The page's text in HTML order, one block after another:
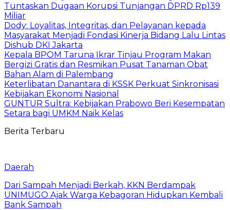
Tuntaskan Dugaan Korupsi Tunjangan DPRD Rp139
Miliar
Dody: Loyalitas, Integritas, dan Pelayanan kepada
Masyarakat Menjadi Fondasi Kinerja Bidang Lalu Lintas
Dishub DKI Jakarta
Kepala BPOM Taruna Ikrar Tinjau Program Makan
Bergizi Gratis dan Resmikan Pusat Tanaman Obat
Bahan Alam di Palembang
Keterlibatan Danantara di KSSK Perkuat Sinkronisasi
Kebijakan Ekonomi Nasional
GUNTUR Sultra: Kebijakan Prabowo Beri Kesempatan
Setara bagi UMKM Naik Kelas
Berita Terbaru
Daerah
Dari Sampah Menjadi Berkah, KKN Berdampak
UNIMUGO Ajak Warga Kebagoran Hidupkan Kembali
Bank Sampah